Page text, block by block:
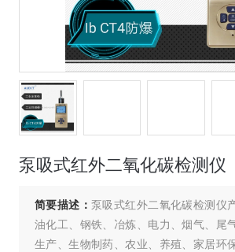
泵吸式红外二氧化碳检测仪
简要描述：泵吸式红外二氧化碳检测仪
油化工、钢铁、冶炼、电力、烟气、尾
生产、生物制药、农业、养殖、家居环